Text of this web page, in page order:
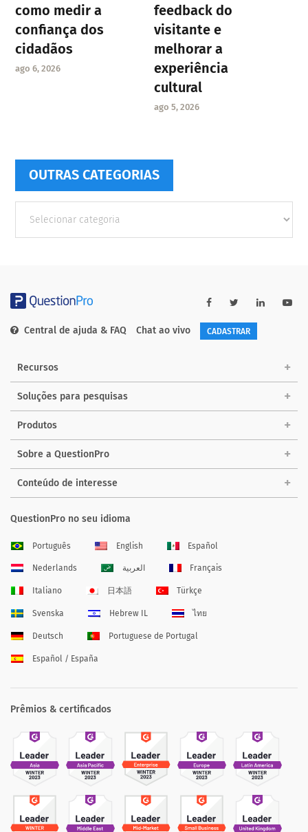
como medir a
confiança dos
cidadãos
ago 6, 2026
feedback do
visitante e
melhorar a
experiência
cultural
ago 5, 2026
OUTRAS CATEGORIAS
Categorias
Central de ajuda & FAQ Chat ao vivo CADASTRAR
Recursos
Soluções para pesquisas
Produtos
Sobre a QuestionPro
Conteúdo de interesse
QuestionPro no seu idioma
Português English Español
Nederlands العربية Français
Italiano 日本語 Türkçe
Svenska Hebrew IL ไทย
Deutsch Portuguese de Portugal
Español / España
Prêmios & certificados